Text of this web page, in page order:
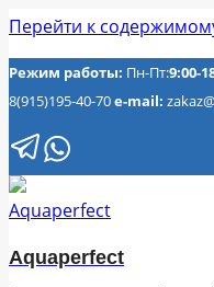
Перейти к
Режим работы: Пн-Пт:9:00-
8(915)195-40-70e-mail:
Aquaperfect